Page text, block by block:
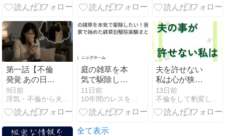
第一話【不倫
発覚 あの日か
ら私の時間は
止まった】
9日前
庭の雑草を本
気で駆除した
い！我が家で
始めた雑草別
駆除実験まと
11日前
夫を許せない
私は心が狭い
の？
13日前
全て表示